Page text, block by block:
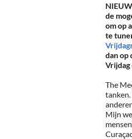
de
om op
te
dan op
Vrijdag
The
tanken.
Mijn